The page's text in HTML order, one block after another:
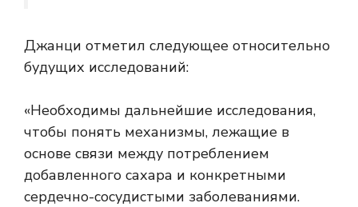
Джанци отметил следующее относительно
будущих исследований:
«Необходимы дальнейшие исследования,
чтобы понять механизмы, лежащие в
основе связи между потреблением
добавленного сахара и конкретными
сердечно-сосудистыми заболеваниями.